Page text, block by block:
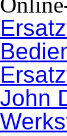
John